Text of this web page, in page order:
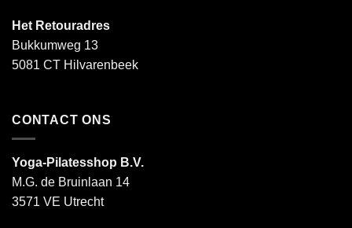
Het Retouradres
Bukkumweg 13
5081 CT Hilvarenbeek
CONTACT ONS
Yoga-Pilatesshop B.V.
M.G. de Bruinlaan 14
3571 VE Utrecht